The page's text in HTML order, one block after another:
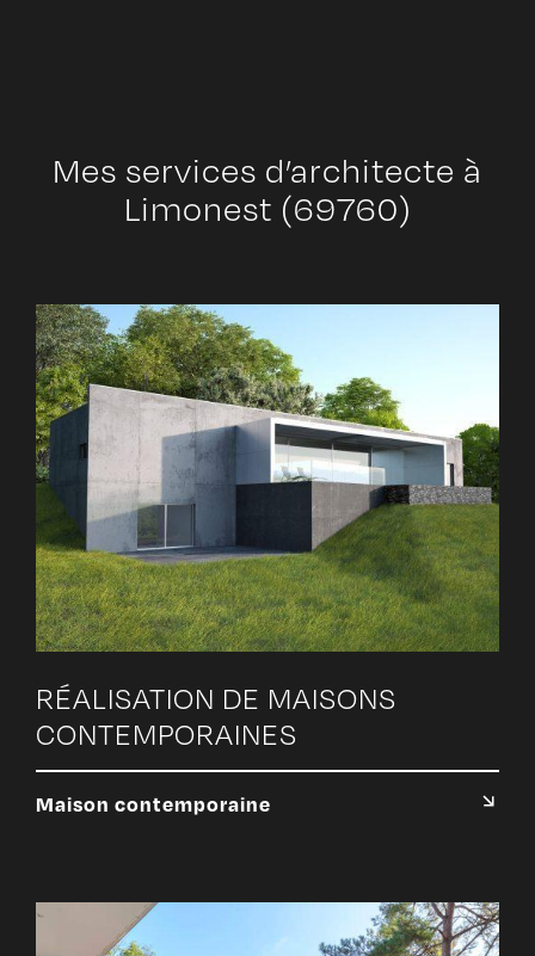
Mes services d’architecte à
Limonest (69760)
RÉALISATION DE MAISONS
CONTEMPORAINES
Maison contemporaine